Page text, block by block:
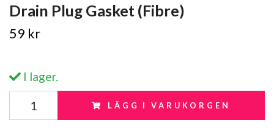
Drain Plug Gasket (Fibre)
59 kr
I lager.
LÄGG I VARUKORGEN